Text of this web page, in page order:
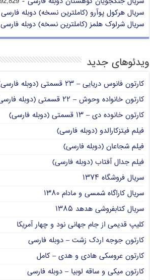
سریال هرکول پوآرو (کاملترین نسخه) دوبله فارسی
سریال شرلوک هلمز (کاملترین نسخه) دوبله فارسی
ویدئوهای جدید
کارتون فانوس دریایی – ۲۳ قسمتی (دوبله فارسی)
کارتون خانواده وحوش – ۲۲ قسمتی (دوبله فارسی)
کارتون خانوده دی – ۱۳ قسمتی (دوبله فارسی)
فیلم فیتزکارالدو (دوبله فارسی)
فیلم شجاعان (دوبله فارسی)
فیلم جدال آفتاب (دوبله فارسی)
سریال فروشگاه ۱۳۷۴
سریال کاراگاه شمسی و مادام ۱۳۸۰
سریال کتابفروشی هدهد ۱۳۸۵
کلیپ قدیمی از جام جهانی نود و چهار آمریکا
کارتون جوجه اردک زشت – دوبله فارسی
کارتون عروسکی هادی و هدی – کامل
کارتون میکی و ساقه لوبیا – دوبله فارسی